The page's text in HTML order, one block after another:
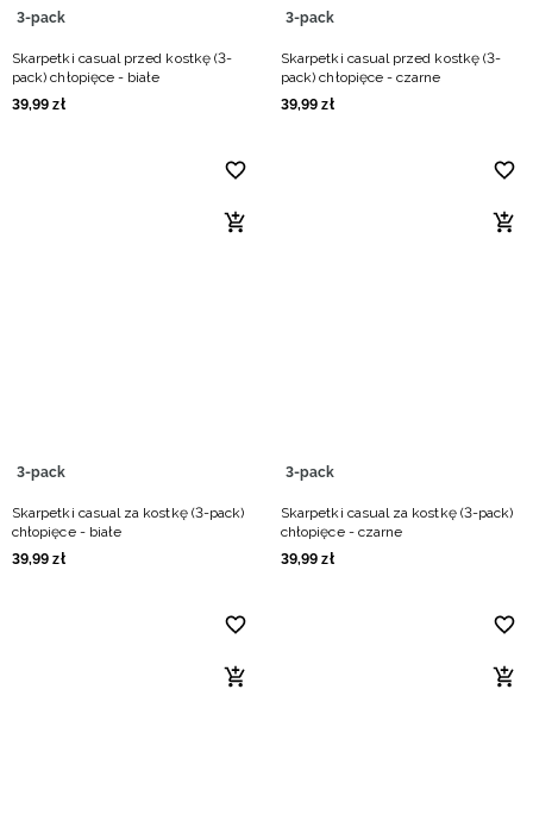
3-pack
Skarpetki casual przed kostkę (3-
pack) chłopięce - białe
39,99 zł
3-pack
Skarpetki casual przed kostkę (3-
pack) chłopięce - czarne
39,99 zł
3-pack
Skarpetki casual za kostkę (3-pack)
chłopięce - białe
39,99 zł
3-pack
Skarpetki casual za kostkę (3-pack)
chłopięce - czarne
39,99 zł